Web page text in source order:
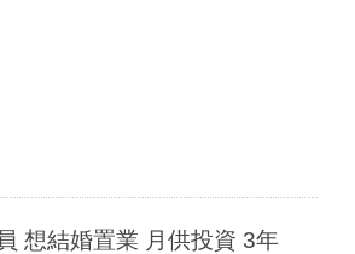
想結婚置業 月供投資 3年